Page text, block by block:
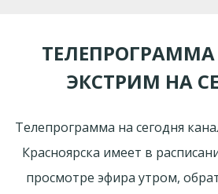
ЭКСТРИМ НА
Телепрограмма на сегодня
Красноярска имеет в
просмотре эфира утром,